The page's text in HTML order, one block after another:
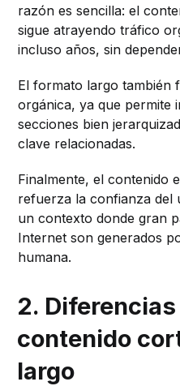
razón es sencilla: el
sigue atrayendo tráfico
incluso años, sin
El formato largo también
orgánica, ya que permite
secciones bien
clave relacionadas.
Finalmente, el contenido
refuerza la confianza del
un contexto donde gran
Internet son generados
humana.
2.
contenido
largo